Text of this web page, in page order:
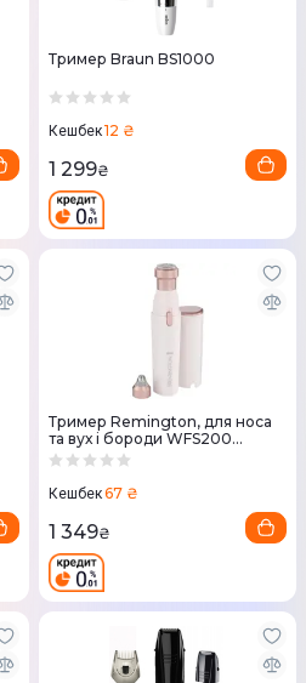
Тример Braun BS1000
Кешбек12 ₴
1 299₴
Тример Remington, для носа
та вух і бороди WFS200
WFS200
Кешбек67 ₴
1 349₴